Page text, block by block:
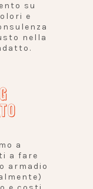
su
e
nella
a
a fare
armadio